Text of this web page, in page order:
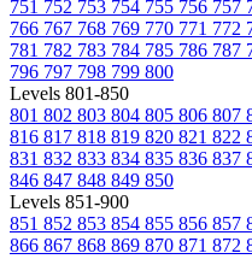
751 752 753 754 755 756 757
766 767 768 769 770 771 772
781 782 783 784 785 786 787
796 797 798 799 800
Levels 801-850
801 802 803 804 805 806 807
816 817 818 819 820 821 822
831 832 833 834 835 836 837
846 847 848 849 850
Levels 851-900
851 852 853 854 855 856 857
866 867 868 869 870 871 872